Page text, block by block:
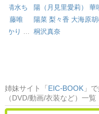
清水ち
工藤唯
かり
陽（月見里愛莉）
華
陽菜 梨々香 大海原
桐沢真奈
姉妹サイト「EIC-BOOK 」
（DVD/動画/衣装など）一覧